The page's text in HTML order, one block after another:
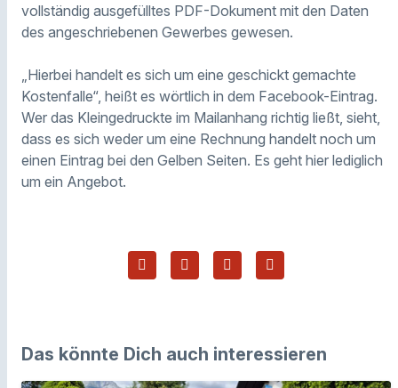
vollständig ausgefülltes PDF-Dokument mit den Daten
des angeschriebenen Gewerbes gewesen.
„Hierbei handelt es sich um eine geschickt gemachte
Kostenfalle“, heißt es wörtlich in dem Facebook-Eintrag.
Wer das Kleingedruckte im Mailanhang richtig ließt, sieht,
dass es sich weder um eine Rechnung handelt noch um
einen Eintrag bei den Gelben Seiten. Es geht hier lediglich
um ein Angebot.
Das könnte Dich auch interessieren